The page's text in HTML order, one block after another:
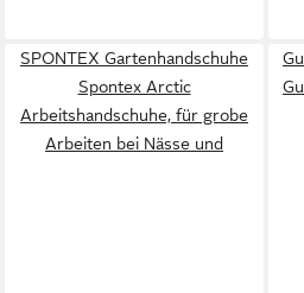
SPONTEX Gartenhandschuhe
Spontex Arctic
Arbeitshandschuhe, für grobe
Arbeiten bei Nässe und